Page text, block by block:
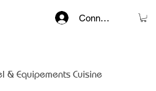
Connexion
& Equipements Cuisine